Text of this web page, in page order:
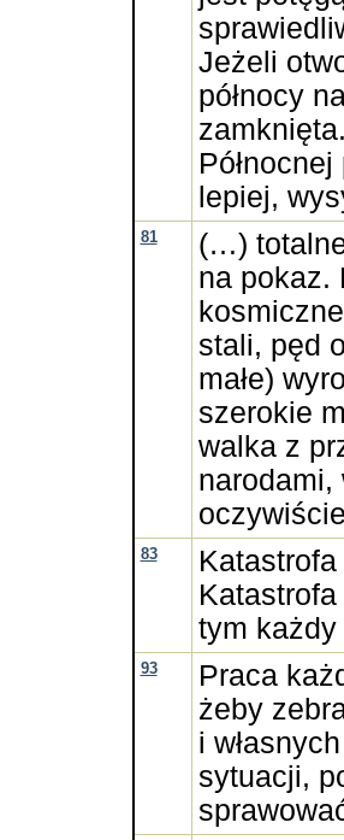
Jeżeli
północy
lepiej,
81
(…)
na pokaz.
stali, pęd
małe)
szerokie
walka z
narodami,
83
tym
93
Praca
żeby
i
sytuacji,